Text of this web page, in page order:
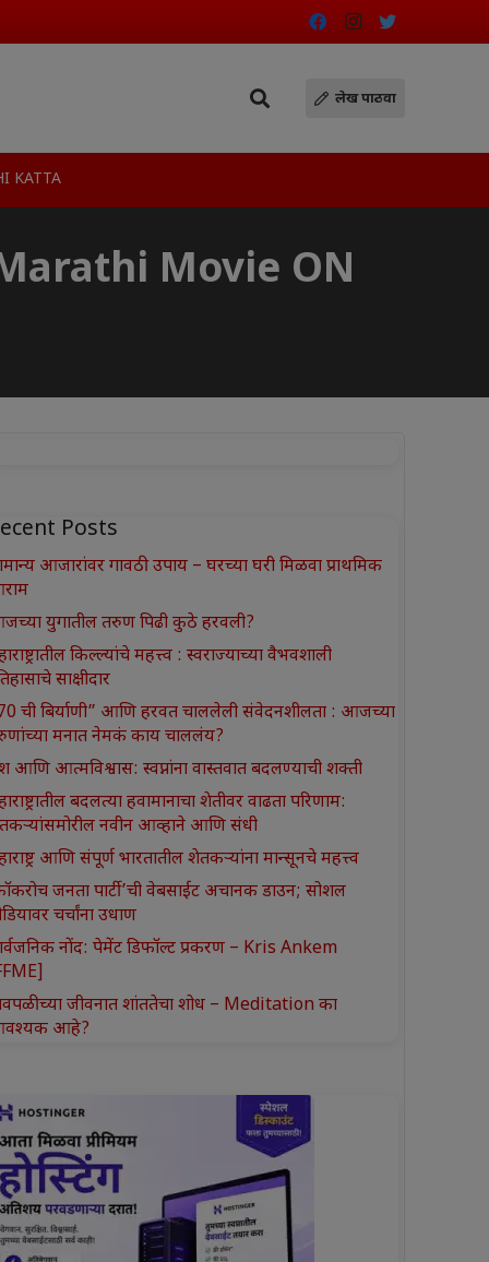
लेख पाठवा
KATTA
Movie ON
Posts
आजारांवर गावठी उपाय – घरच्या घरी मिळवा प्राथमिक
युगातील तरुण पिढी कुठे हरवली?
किल्ल्यांचे महत्त्व : स्वराज्याच्या वैभवशाली
साक्षीदार
ची बिर्याणी” आणि हरवत चाललेली संवेदनशीलता : आजच्या
मनात नेमकं काय चाललंय?
आणि आत्मविश्वास: स्वप्नांना वास्तवात बदलण्याची शक्ती
बदलत्या हवामानाचा शेतीवर वाढता परिणाम:
नवीन आव्हाने आणि संधी
आणि संपूर्ण भारतातील शेतकऱ्यांना मान्सूनचे महत्त्व
जनता पार्टी’ची वेबसाईट अचानक डाउन; सोशल
चर्चांना उधाण
नोंद: पेमेंट डिफॉल्ट प्रकरण – Kris Ankem
जीवनात शांततेचा शोध – Meditation का
आहे?